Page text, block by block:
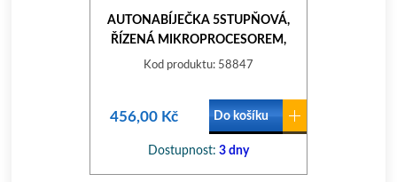
AUTONABÍJEČKA 5STUPŇOVÁ,
ŘÍZENÁ MIKROPROCESOREM,
6/12V, 1A
Kod produktu: 58847
456,00 Kč Do košíku
Dostupnost: 3 dny